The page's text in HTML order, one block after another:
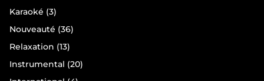
produits
Karaoké 33
produits
Nouveauté 3636
Relaxation 1313
produits
Instrumental 2020